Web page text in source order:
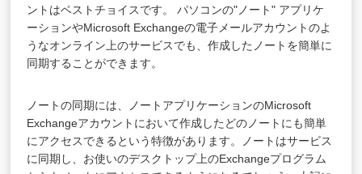
ントはベストチョイスです。 パソコンの"ノート" アプリケ
ーションやMicrosoft Exchangeの電子メールアカウントのよ
うなオンライン上のサービスでも、作成したノートを簡単に
同期することができます。
ノートの同期には、ノートアプリケーションのMicrosoft
Exchangeアカウントにおいて作成したどの ノート にも簡単
にアクセスできるという特徴があります。
ノート はサービス
に同期し、お使いのデスクトップ上のExchangeプログラム